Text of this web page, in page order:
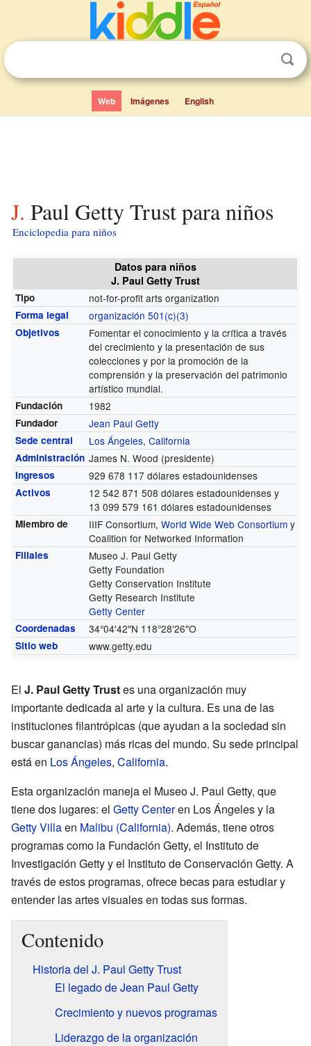
Web Imágenes English
J. Paul Getty Trust para niños
Enciclopedia para niños
Datos para niños
J. Paul Getty Trust
Tipo not-for-profit arts organization
Forma legal organización 501(c)(3)
Objetivos
Fomentar el conocimiento y la crítica a través
del crecimiento y la presentación de sus
colecciones y por la promoción de la
comprensión y la preservación del patrimonio
artístico mundial.
Fundación 1982
Fundador Jean Paul Getty
Sede central Los Ángeles,California
Administración James N. Wood (presidente)
Ingresos 929 678 117 dólares estadounidenses
Activos
12 542 871 508 dólares estadounidenses y
13 099 579 161 dólares estadounidenses
Miembro de IIIF Consortium,World Wide Web Consortium y
Coalition for Networked Information
Filiales
Museo J. Paul Getty
Getty Foundation
Getty Conservation Institute
Getty Research Institute
Getty Center
Coordenadas 34°04′42″N 118°28′26″O
Sitio web www.getty.edu
El J. Paul Getty Trustes una organización muy
importante dedicada al arte y la cultura. Es una de las
instituciones filantrópicas (que ayudan a la sociedad sin
buscar ganancias) más ricas del mundo. Su sede principal
está en Los Ángeles, California.
Esta organización maneja el Museo J. Paul Getty, que
tiene dos lugares: el Getty Centeren Los Ángeles y la
Getty Villaen Malibu (California). Además, tiene otros
programas como la Fundación Getty, el Instituto de
Investigación Getty y el Instituto de Conservación Getty. A
través de estos programas, ofrece becas para estudiar y
entender las artes visuales en todas sus formas.
Contenido
Historia del J. Paul Getty Trust
El legado de Jean Paul Getty
Crecimiento y nuevos programas
Liderazgo de la organización